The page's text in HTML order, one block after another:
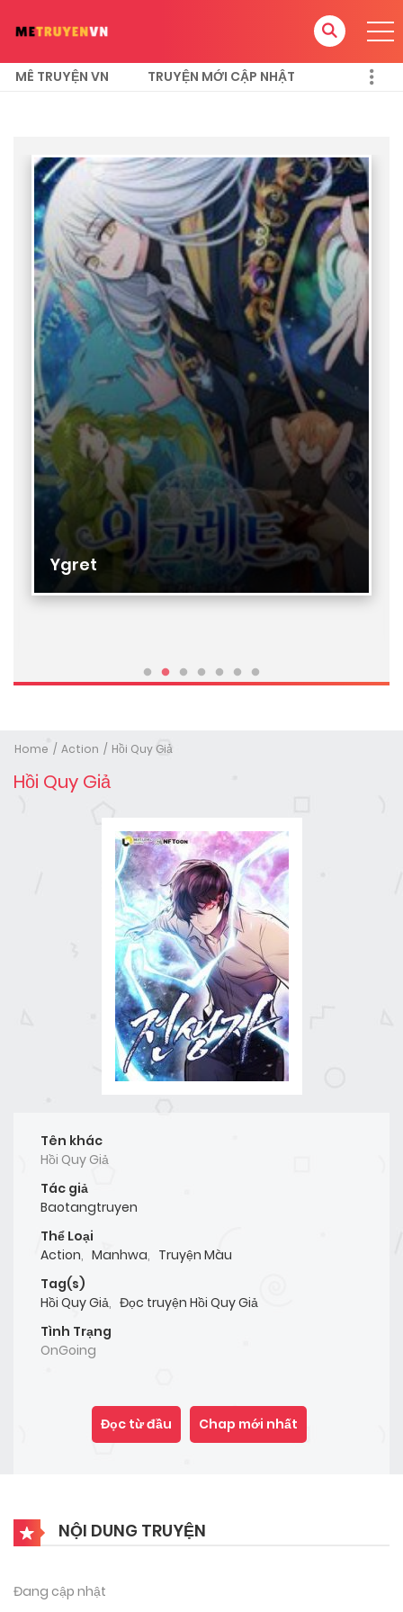
MÊ TRUYỆN VN TRUYỆN MỚI CẬP NHẬT
Ygret
Home Action Hồi Quy Giả
Hồi Quy Giả
Tên khác
Hồi Quy Giả
Tác giả
Baotangtruyen
Thể Loại
Action, Manhwa, Truyện Màu
Tag(s)
Hồi Quy Giả, Đọc truyện Hồi Quy Giả
Tình Trạng
OnGoing
Đọc từ đầu Chap mới nhất
NỘI DUNG TRUYỆN
Đang cập nhật